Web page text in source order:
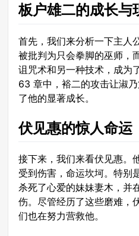
板户雄二的成长与
首先，我们来分析一下主人
被批判为只会拳脚的巫师，
诅咒术和另一种技术，成为
63 章中，裕二的攻击让淑
了他的显著成长。
伏见惠的惊人命运
接下来，我们来看伏见惠。
受到伤害，命运坎坷。特别
杀死了心爱的妹妹妻木，并
伤。尽管经历了这些磨难，
们也在努力营救他。